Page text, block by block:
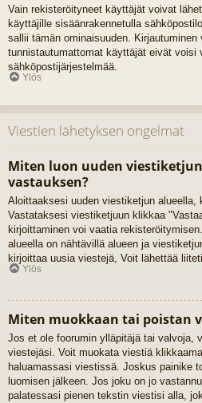
Vain rekisteröityneet käyttäjät voivat
käyttäjille sisäänrakennetulla
sallii tämän ominaisuuden. Kirjautuminen
tunnistautumattomat käyttäjät eivät voisi
sähköpostijärjestelmää.
Ylös
Viestien lähetyksen ongelmat
Miten luon uuden
vastauksen?
Aloittaaksesi uuden viestiketjun alueella,
Vastataksesi viestiketjuun klikkaa
kirjoittaminen voi vaatia
alueella on nähtävillä alueen ja
kirjoittaa uusia viestejä, Voit lähettää
Ylös
Miten muokkaan tai poistan
Jos et ole foorumin ylläpitäjä tai valvoja,
viestejäsi. Voit muokata viestiä
haluamassasi viestissä. Joskus painike
luomisen jälkeen. Jos joku on jo
palatessasi pienen tekstin viestisi alla,